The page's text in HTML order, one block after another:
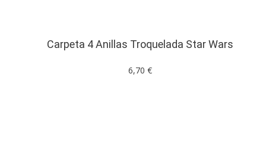
Carpeta 4 Anillas Troquelada Star Wars
6,70 €